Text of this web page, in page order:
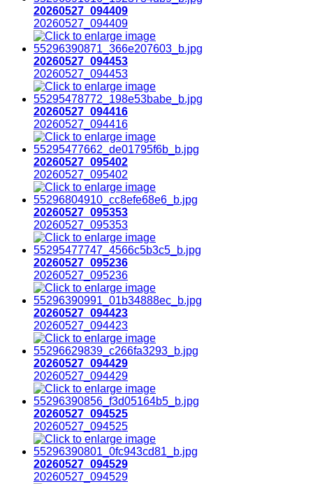
20260527_094409
20260527_094409
20260527_094453
20260527_094453
20260527_094416
20260527_094416
20260527_095402
20260527_095402
20260527_095353
20260527_095353
20260527_095236
20260527_095236
20260527_094423
20260527_094423
20260527_094429
20260527_094429
20260527_094525
20260527_094525
20260527_094529
20260527_094529